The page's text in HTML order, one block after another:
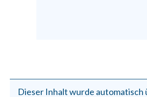
Dieser Inhalt wurde automatisch